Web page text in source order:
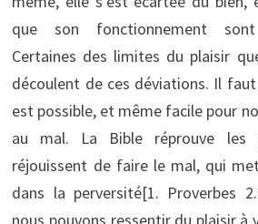
que son fonctionnement
Certaines des limites du plaisir
découlent de ces déviations. Il
est possible, et même facile pour
au mal. La Bible réprouve les
réjouissent de faire le mal, qui
dans la perversité[1. Proverbes
nous pouvons ressentir du plaisir à